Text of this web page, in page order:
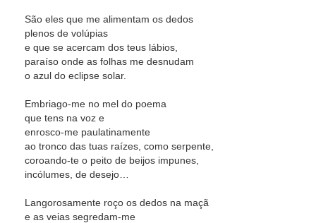
São eles que me alimentam os dedos
plenos de volúpias
e que se acercam dos teus lábios,
paraíso onde as folhas me desnudam
o azul do eclipse solar.
Embriago-me no mel do poema
que tens na voz e
enrosco-me paulatinamente
ao tronco das tuas raízes, como serpente,
coroando-te o peito de beijos impunes,
incólumes, de desejo…
Langorosamente roço os dedos na maçã
e as veias segredam-me